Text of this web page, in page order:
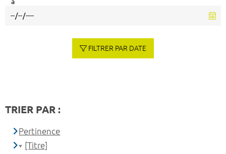
à
FILTRER PAR DATE
TRIER PAR :
Pertinence
[Titre]